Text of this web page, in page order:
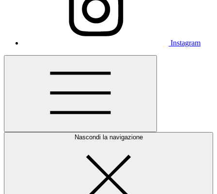
Instagram
Nascondi la navigazione